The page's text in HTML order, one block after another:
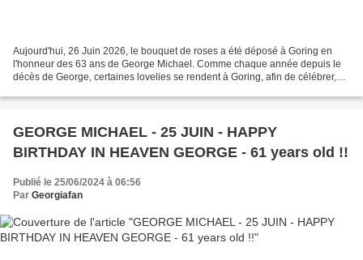
Aujourd'hui, 26 Juin 2026, le bouquet de roses a été déposé à Goring en
l'honneur des 63 ans de George Michael. Comme chaque année depuis le
décès de George, certaines lovelies se rendent à Goring, afin de célébrer,
GEORGE MICHAEL - 25 JUIN - HAPPY
BIRTHDAY IN HEAVEN GEORGE - 61 years old !!
Publié le 25/06/2024 à 06:56
Par Georgiafan